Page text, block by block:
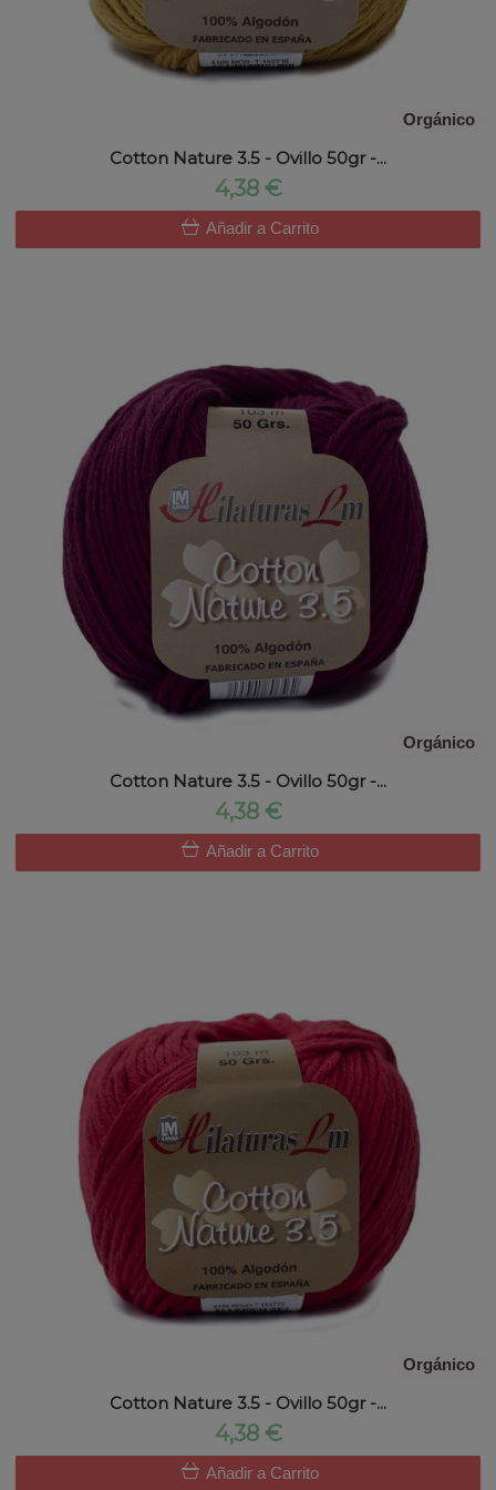
Orgánico
Cotton Nature 3.5 - Ovillo 50gr -...
4,38 €
Añadir a Carrito
Orgánico
Cotton Nature 3.5 - Ovillo 50gr -...
4,38 €
Añadir a Carrito
Orgánico
Cotton Nature 3.5 - Ovillo 50gr -...
4,38 €
Añadir a Carrito